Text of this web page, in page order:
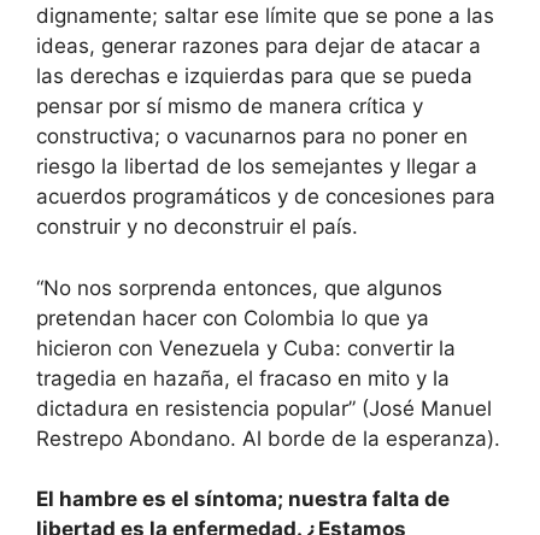
dignamente; saltar ese límite que se pone a las
ideas, generar razones para dejar de atacar a
las derechas e izquierdas para que se pueda
pensar por sí mismo de manera crítica y
constructiva; o vacunarnos para no poner en
riesgo la libertad de los semejantes y llegar a
acuerdos programáticos y de concesiones para
construir y no deconstruir el país.
“No nos sorprenda entonces, que algunos
pretendan hacer con Colombia lo que ya
hicieron con Venezuela y Cuba: convertir la
tragedia en hazaña, el fracaso en mito y la
dictadura en resistencia popular” (José Manuel
Restrepo Abondano. Al borde de la esperanza).
El hambre es el síntoma; nuestra falta de
libertad es la enfermedad. ¿Estamos